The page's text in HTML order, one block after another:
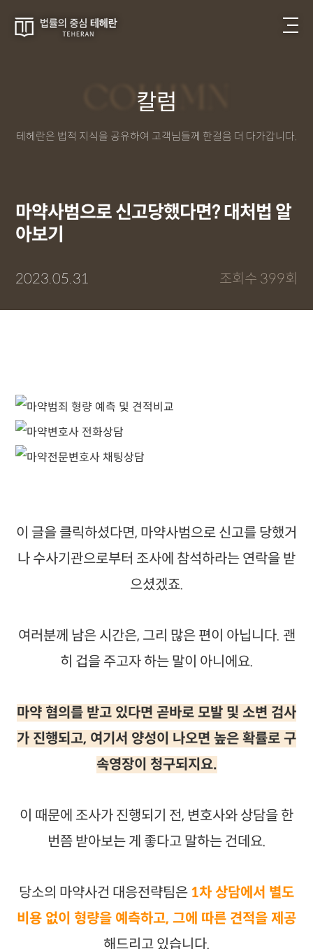
COLUMN
칼럼
테헤란은 법적 지식을 공유하여 고객님들께 한걸음 더 다가갑니다.
마약사범으로 신고당했다면? 대처법 알
아보기
2023.05.31 조회수 399회
이 글을 클릭하셨다면, 마약사범으로 신고를 당했거
나 수사기관으로부터 조사에 참석하라는 연락을 받
으셨겠죠.
여러분께 남은 시간은, 그리 많은 편이 아닙니다. 괜
히 겁을 주고자 하는 말이 아니에요.
마약 혐의를 받고 있다면 곧바로 모발 및 소변 검사
가 진행되고, 여기서 양성이 나오면 높은 확률로 구
속영장이 청구되지요.
이 때문에 조사가 진행되기 전, 변호사와 상담을 한
번쯤 받아보는 게 좋다고 말하는 건데요.
당소의 마약사건 대응전략팀은 1차 상담에서 별도
비용 없이 형량을 예측하고, 그에 따른 견적을 제공
해드리고 있습니다.